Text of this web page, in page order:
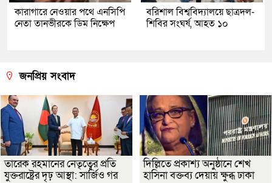
কারাগারে নেওয়ার পথে এনসিপি
নেতা তানভীরকে ডিম নিক্ষেপ
বরিশাল বিশ্ববিদ্যালয়ে ছাত্রদল-
শিবির সংঘর্ষ, আহত ১০
জনপ্রিয় সংবাদ
তারেক রহমানের নেতৃত্বের প্রতি
যুক্তরাষ্ট্রের দৃঢ় আস্থা: সার্জিও গর
দিল্লিতে প্রকাশ্য অনুষ্ঠানে শেখ
হাসিনা বক্তব্য দেয়ায় ক্ষুব্ধ ঢাকা